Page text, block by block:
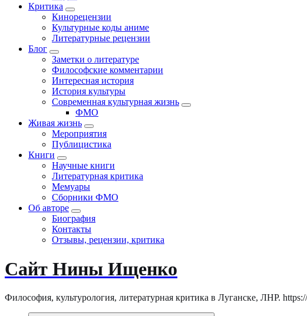
Критика
Кинорецензии
Культурные коды аниме
Литературные рецензии
Блог
Заметки о литературе
Философские комментарии
Интересная история
История культуры
Современная культурная жизнь
ФМО
Живая жизнь
Мероприятия
Публицистика
Книги
Научные книги
Литературная критика
Мемуары
Сборники ФМО
Об авторе
Биография
Контакты
Отзывы, рецензии, критика
Сайт Нины Ищенко
Философия, культурология, литературная критика в Луганске, ЛНР.